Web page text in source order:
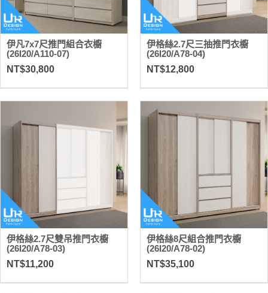
伊凡7x7尺推門組合衣櫥
(26I20/A110-07)
NT$30,800
伊格絲2.7尺三抽推門衣櫥
(26I20/A78-04)
NT$12,800
伊格絲2.7尺雙吊推門衣櫥
(26I20/A78-03)
NT$11,200
伊格絲8尺組合推門衣櫥
(26I20/A78-02)
NT$35,100